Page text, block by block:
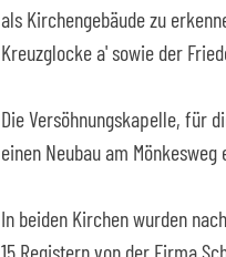
als Kirchengebäude zu
Kreuzglocke a' sowie der
Die Versöhnungskapelle, für
einen Neubau am
In beiden Kirchen wurden
15 Registern von der Firma